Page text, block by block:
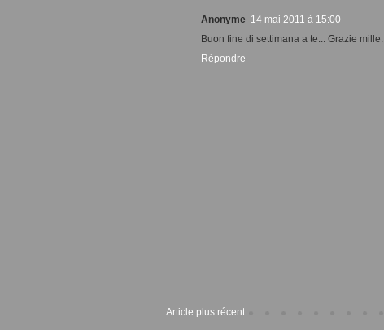
Anonyme 14 mai 2011 à 15:00
Buon fine di settimana a te... Grazie mille.
Répondre
Article plus récent